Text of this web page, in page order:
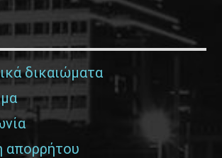
δικαιώματα
απορρήτου